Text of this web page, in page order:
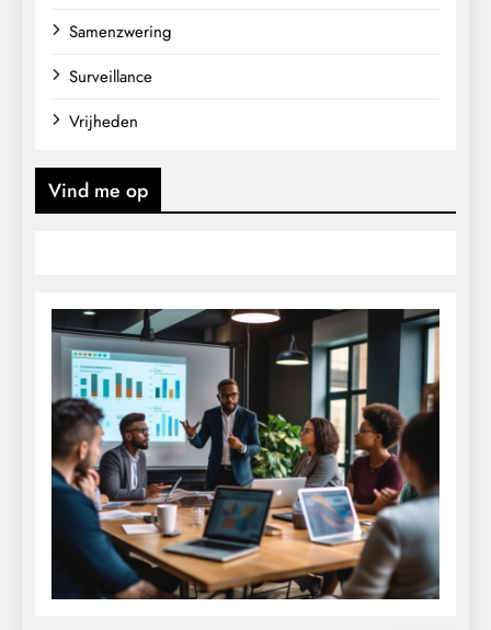
Samenzwering
Surveillance
Vrijheden
Vind me op